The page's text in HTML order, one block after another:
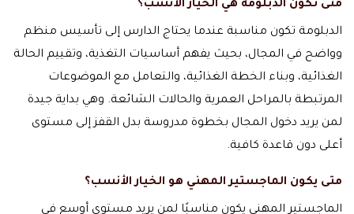
متى تكون الدبلومة هي الخيار الأنسب؟
الدبلومة تكون مناسبة عندما يحتاج الدارس إلى تأسيس منظم
وواضح في المجال، بحيث يفهم أساسيات التغذية، وتقييم الحالة
الغذائية، وبناء الخطة الغذائية، والتعامل مع الموضوعات
المرتبطة بالمراحل العمرية والحالات الشائعة. وهي بداية جيدة
لمن يريد دخول المجال بخطوة مدروسة بدل القفز إلى مستوى
أعلى دون قاعدة كافية.
متى يكون الماجستير المهني هو الخيار الأنسب؟
الماجستير المهني يكون مناسبًا لمن يريد مستوى أوسع في